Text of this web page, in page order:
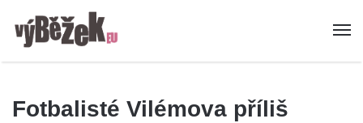
Fotbalisté Vilémova příliš